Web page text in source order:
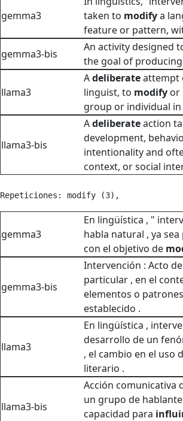
gemma3
taken to modifya
feature or pattern,
gemma3-bis
An activity designed
the goal of
llama3
Adeliberateattempt
linguist, to modify or
group or individual
llama3-bis
Adeliberateaction
development,
intentionality and
context, or social
Repeticiones: modify (3),
gemma3
En lingüística , "
habla natural , ya
con el objetivo de
gemma3-bis
Intervención : Acto
particular , en el
elementos o
establecido .
llama3
En lingüística ,
desarrollo de un
, el cambio en el uso
literario .
llama3-bis
Acción comunicativa
un grupo de
capacidad para